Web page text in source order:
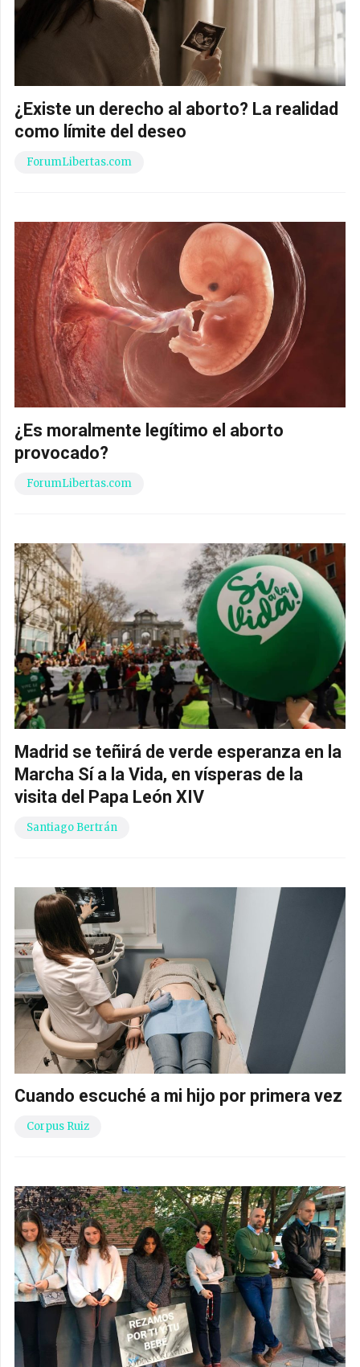
¿Existe un derecho al aborto? La realidad
como límite del deseo
ForumLibertas.com
¿Es moralmente legítimo el aborto
provocado?
ForumLibertas.com
Madrid se teñirá de verde esperanza en la
Marcha Sí a la Vida, en vísperas de la
visita del Papa León XIV
Santiago Bertrán
Cuando escuché a mi hijo por primera vez
Corpus Ruiz